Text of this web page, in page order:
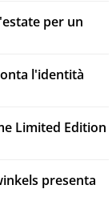
per un
l'identità
Limited Edition
presenta